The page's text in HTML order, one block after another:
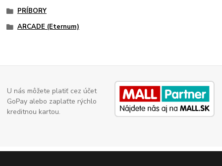
PRÍBORY
ARCADE (Eternum)
U nás môžete platiť cez účet
GoPay alebo zaplaťte rýchlo
kreditnou kartou.